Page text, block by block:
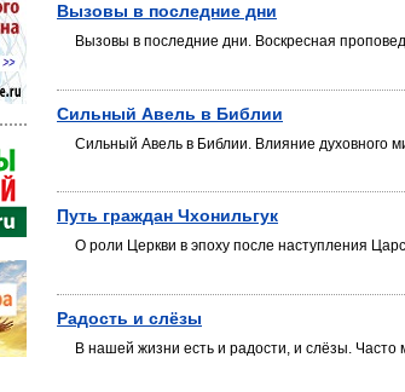
Вызовы в последние дни
Вызовы в последние дни. Воскресная
Сильный Авель в Библии
Сильный Авель в Библии. Влияние духовного
Путь граждан Чхонильгук
О роли Церкви в эпоху после наступления
Радость и слёзы
В нашей жизни есть и радости, и слёзы.